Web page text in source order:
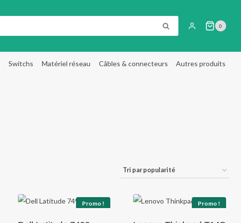
RECHERCHE 0
Switchs Matériel réseau Câbles & connecteurs
Autres produits
Promo ! Promo !